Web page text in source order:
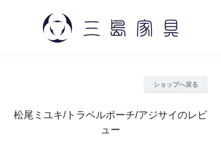
ショップへ戻る
松尾ミユキ/トラベルポーチ/アジサイのレビ
ュー